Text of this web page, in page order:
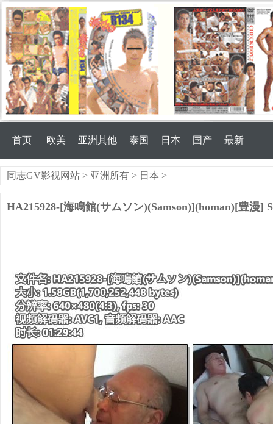
首页 欧美 亚洲其他 泰国 日本 国产 最新
同志GV影视网站 > 亚洲所有 > 日本 >
HA215928-[海鳴館(サムソン)(Samson)](homan)[豊漫]